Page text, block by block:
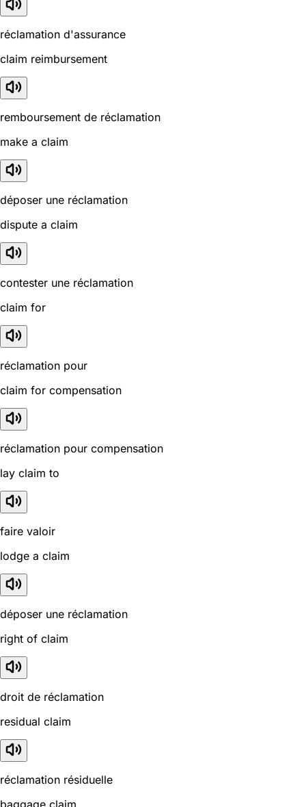
réclamation d'assurance
claim reimbursement
remboursement de réclamation
make a claim
déposer une réclamation
dispute a claim
contester une réclamation
claim for
réclamation pour
claim for compensation
réclamation pour compensation
lay claim to
faire valoir
lodge a claim
déposer une réclamation
right of claim
droit de réclamation
residual claim
réclamation résiduelle
baggage claim